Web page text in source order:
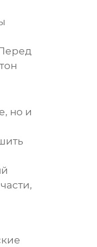
но и